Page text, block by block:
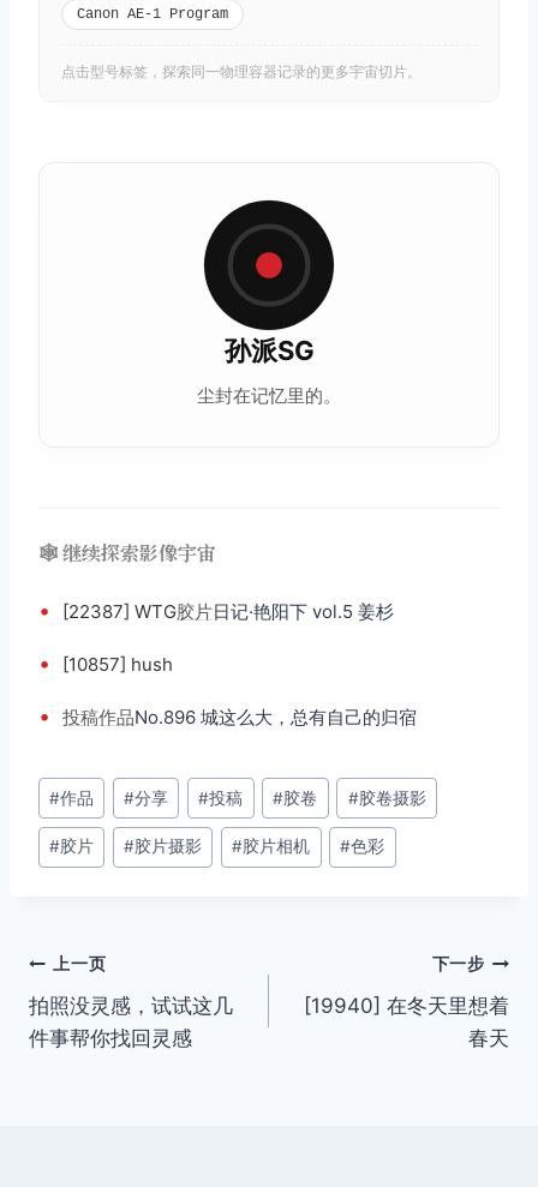
Canon AE-1 Program
点击型号标签，探索同一物理容器记录的更多宇宙切片。
孙派SG
尘封在记忆里的。
🕸️ 继续探索影像宇宙
• [22387] WTG胶片日记·艳阳下 vol.5 姜杉
• [10857] hush
• 投稿作品No.896 城这么大，总有自己的归宿
文
章
标
#作品 #分享 #投稿 #胶卷 #胶卷摄影
#胶片 #胶片摄影 #胶片相机 #色彩
文
章
上一页
拍照没灵感，试试这几
件事帮你找回灵感
下一步
[19940] 在冬天里想着
春天